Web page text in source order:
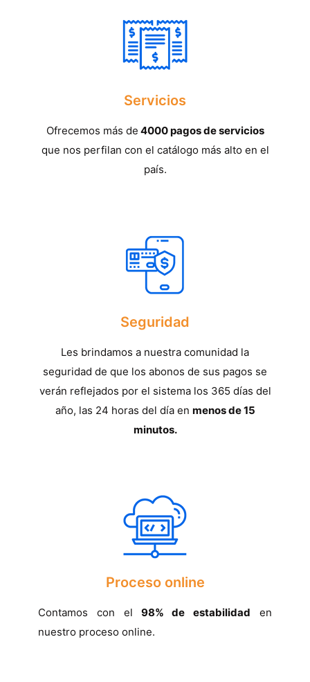
Servicios
Ofrecemos más de 4000 pagos de servicios
que nos perfilan con el catálogo más alto en el
país.
Seguridad
Les brindamos a nuestra comunidad la
seguridad de que los abonos de sus pagos se
verán reflejados por el sistema los 365 días del
año, las 24 horas del día en menos de 15
minutos.
Proceso online
Contamos con el 98% de estabilidad en
nuestro proceso online.